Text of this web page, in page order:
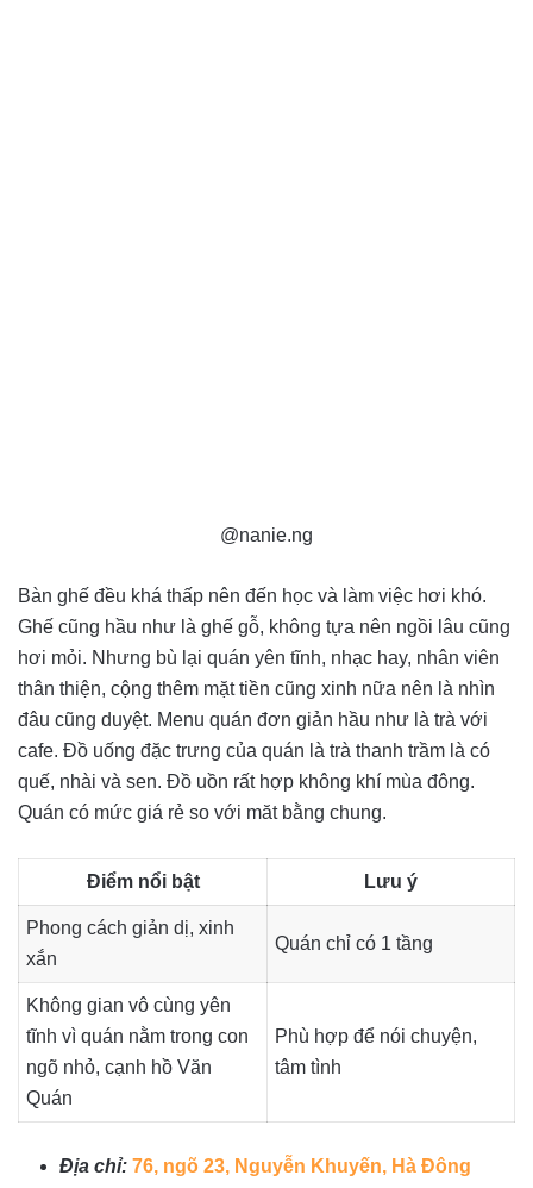
@nanie.ng
Bàn ghế đều khá thấp nên đến học và làm việc hơi khó.
Ghế cũng hầu như là ghế gỗ, không tựa nên ngồi lâu cũng
hơi mỏi. Nhưng bù lại quán yên tĩnh, nhạc hay, nhân viên
thân thiện, cộng thêm mặt tiền cũng xinh nữa nên là nhìn
đâu cũng duyệt. Menu quán đơn giản hầu như là trà với
cafe. Đồ uống đặc trưng của quán là trà thanh trầm là có
quế, nhài và sen. Đồ uồn rất hợp không khí mùa đông.
Quán có mức giá rẻ so với măt bằng chung.
Điểm nổi bật Lưu ý
Phong cách giản dị, xinh
xắn
Quán chỉ có 1 tầng
Không gian vô cùng yên
tĩnh vì quán nằm trong con
ngõ nhỏ, cạnh hồ Văn
Quán
Phù hợp để nói chuyện,
tâm tình
Địa chỉ: 76, ngõ 23, Nguyễn Khuyến, Hà Đông